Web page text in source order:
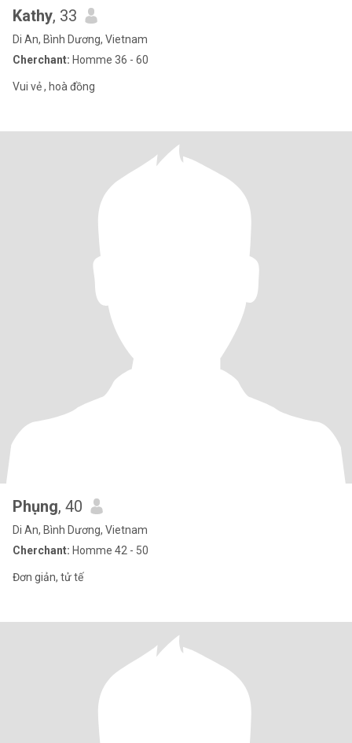
Kathy, 33
Di An, Bình Dương, Vietnam
Cherchant: Homme 36 - 60
Vui vẻ , hoà đồng
Phụng, 40
Di An, Bình Dương, Vietnam
Cherchant: Homme 42 - 50
Đơn giản, tử tế